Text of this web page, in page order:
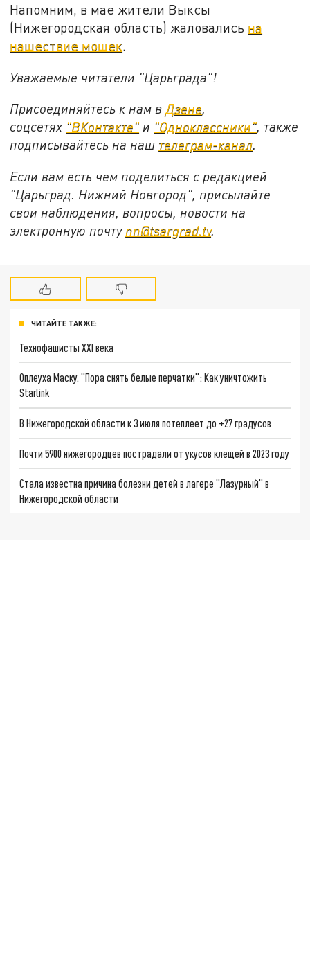
Напомним, в мае жители Выксы
(Нижегородская область) жаловались на
нашествие мошек.
Уважаемые читатели "Царьграда"!
Присоединяйтесь к нам вДзене,
соцсетях "ВКонтакте" и "Одноклассники", также
подписывайтесь на наш телеграм-канал.
Если вам есть чем поделиться с редакцией
"Царьград. Нижний Новгород", присылайте
свои наблюдения, вопросы, новости на
электронную почту nn@tsargrad.tv.
ЧИТАЙТЕ ТАКЖЕ:
Технофашисты XXI века
Оплеуха Маску. "Пора снять белые перчатки": Как уничтожить
Starlink
В Нижегородской области к 3 июля потеплеет до +27 градусов
Почти 5900 нижегородцев пострадали от укусов клещей в 2023 году
Стала известна причина болезни детей в лагере "Лазурный" в
Нижегородской области